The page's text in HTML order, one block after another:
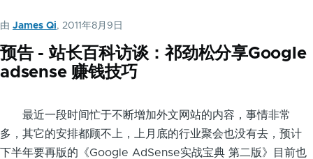
由 James Qi, 2011年8月9日
预告 - 站长百科访谈：祁劲松分享Google
adsense 赚钱技巧
最近一段时间忙于不断增加外文网站的内容，事情非常
多，其它的安排都顾不上，上月底的行业聚会也没有去，预计
下半年要再版的《Google AdSense实战宝典 第二版》目前也